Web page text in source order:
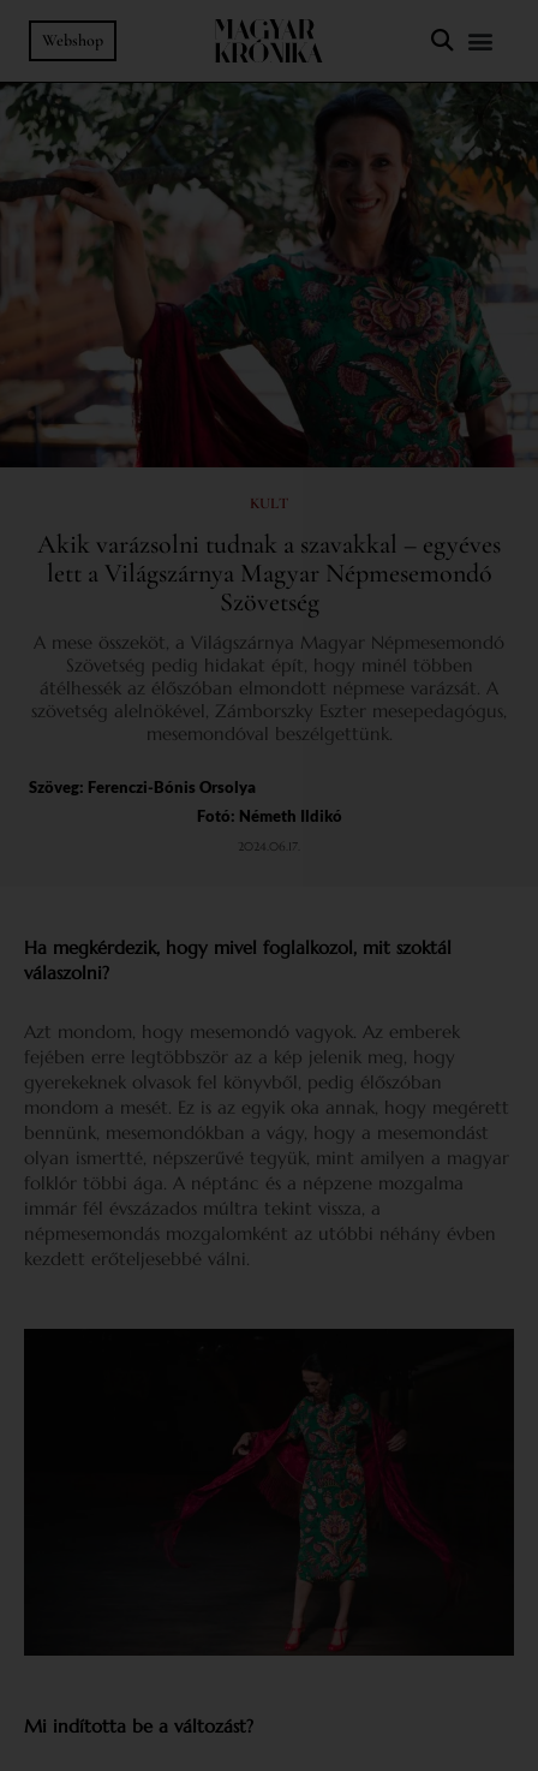
Webshop
KULT
Akik varázsolni tudnak a szavakkal – egyéves
lett a Világszárnya Magyar Népmesemondó
Szövetség
A mese összeköt, a Világszárnya Magyar Népmesemondó
Szövetség pedig hidakat épít, hogy minél többen
átélhessék az élőszóban elmondott népmese varázsát. A
szövetség alelnökével, Zámborszky Eszter mesepedagógus,
mesemondóval beszélgettünk.
Szöveg: Ferenczi-Bónis Orsolya
Fotó: Németh Ildikó
2024.06.17.
Ha megkérdezik, hogy mivel foglalkozol, mit szoktál
válaszolni?
Azt mondom, hogy mesemondó vagyok. Az emberek
fejében erre legtöbbször az a kép jelenik meg, hogy
gyerekeknek olvasok fel könyvből, pedig élőszóban
mondom a mesét. Ez is az egyik oka annak, hogy megérett
bennünk, mesemondókban a vágy, hogy a mesemondást
olyan ismertté, népszerűvé tegyük, mint amilyen a magyar
folklór többi ága. A néptánc és a népzene mozgalma
immár fél évszázados múltra tekint vissza, a
népmesemondás mozgalomként az utóbbi néhány évben
kezdett erőteljesebbé válni.
Mi indította be a változást?